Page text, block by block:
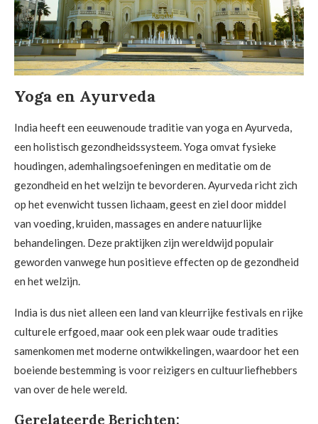
Yoga en Ayurveda
India heeft een eeuwenoude traditie van yoga en Ayurveda,
een holistisch gezondheidssysteem. Yoga omvat fysieke
houdingen, ademhalingsoefeningen en meditatie om de
gezondheid en het welzijn te bevorderen. Ayurveda richt zich
op het evenwicht tussen lichaam, geest en ziel door middel
van voeding, kruiden, massages en andere natuurlijke
behandelingen. Deze praktijken zijn wereldwijd populair
geworden vanwege hun positieve effecten op de gezondheid
en het welzijn.
India is dus niet alleen een land van kleurrijke festivals en rijke
culturele erfgoed, maar ook een plek waar oude tradities
samenkomen met moderne ontwikkelingen, waardoor het een
boeiende bestemming is voor reizigers en cultuurliefhebbers
van over de hele wereld.
Gerelateerde Berichten: